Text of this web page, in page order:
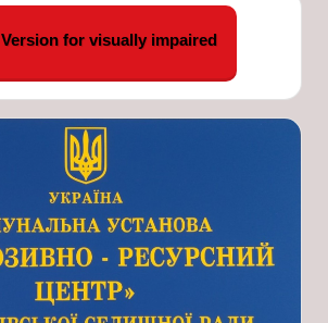
Version for visually impaired